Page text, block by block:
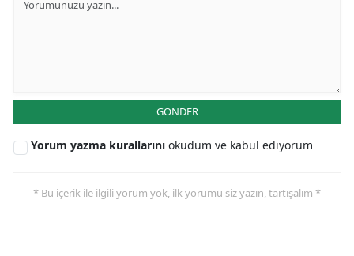
GÖNDER
Yorum yazma kurallarını okudum ve kabul ediyorum
* Bu içerik ile ilgili yorum yok, ilk yorumu siz yazın, tartışalım *